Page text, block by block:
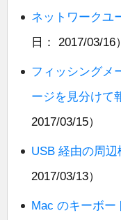
ネットワークユ
日： 2017/03/16）
フィッシングメ
ージを見分けて
2017/03/15）
USB 経由の周
2017/03/13）
Mac のキーボー